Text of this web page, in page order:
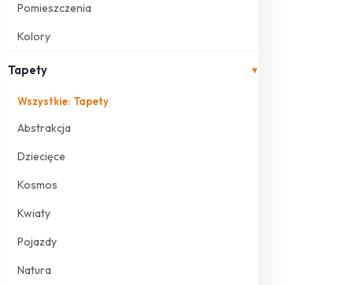
Pomieszczenia
Kolory
Tapety ▾
Wszystkie: Tapety
Abstrakcja
Dziecięce
Kosmos
Kwiaty
Pojazdy
Natura